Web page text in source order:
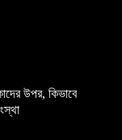
উপর, কিভাবে